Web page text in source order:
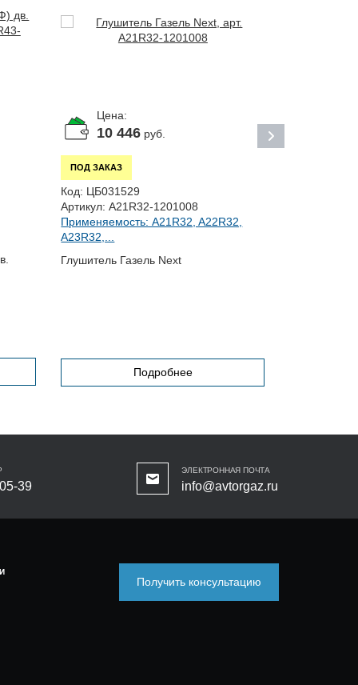
Цена:
10 446 руб.
ПОД ЗАКАЗ
Код: ЦБ031529
Артикул: A21R32-1201008
Применяемость: A21R32, A22R32,
A23R32,...
Глушитель Газель Next
Подробнее
39
ЭЛЕКТРОННАЯ ПОЧТА
info@avtorgaz.ru
Получить консультацию